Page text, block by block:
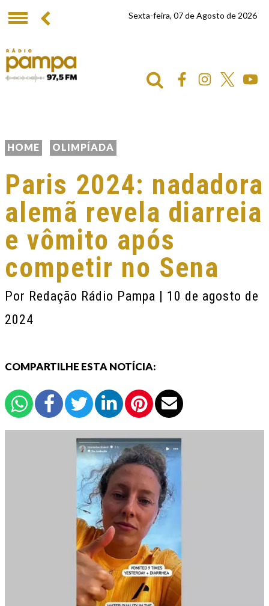
Sexta-feira, 07 de Agosto de 2026
HOME OLIMPÍADA
Paris 2024: nadadora
alemã revela diarreia
e vômito após
competir no Sena
Por Redação Rádio Pampa | 10 de agosto de
2024
COMPARTILHE ESTA NOTÍCIA: